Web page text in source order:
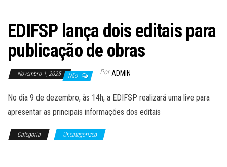
EDIFSP lança dois editais para
publicação de obras
Novembro 1, 2025 Não Por ADMIN
No dia 9 de dezembro, às 14h, a EDIFSP realizará uma live para
apresentar as principais informações dos editais
Categoria Uncategorized